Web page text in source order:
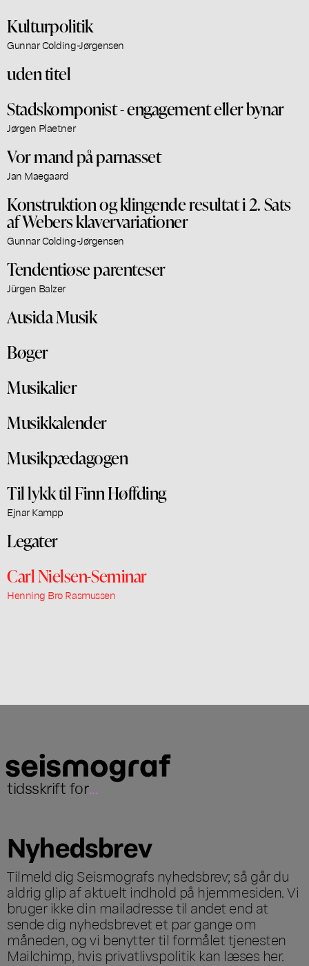
Kulturpolitik
Gunnar Colding-Jørgensen
uden titel
Stadskomponist - engagement eller bynar
Jørgen Plaetner
Vor mand på parnasset
Jan Maegaard
Konstruktion og klingende resultat i 2. Sats
af Webers klavervariationer
Gunnar Colding-Jørgensen
Tendentiøse parenteser
Jürgen Balzer
Ausida Musik
Bøger
Musikalier
Musikkalender
Musikpædagogen
Til lykk til Finn Høffding
Ejnar Kampp
Legater
Carl Nielsen-Seminar
Henning Bro Rasmussen
tidsskrift for...
Nyhedsbrev
Tilmeld dig Seismografs nyhedsbrev; så går du
aldrig glip af aktuelt indhold på hjemmesiden. Vi
bruger ikke din mailadresse til andet end at
sende dig nyhedsbrevet et par gange om
måneden, og vi benytter til formålet tjenesten
Mailchimp, hvis privatlivspolitik kan læses her.